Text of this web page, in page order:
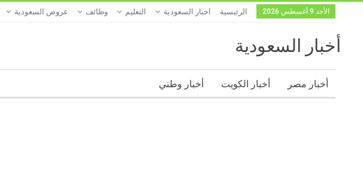
الأحد 9 أغسطس 2026 الرئيسية اخبار السعودية التعليم وظائف عروض السعودية
أخبار السعودية
أخبار مصر أخبار الكويت أخبار وطني